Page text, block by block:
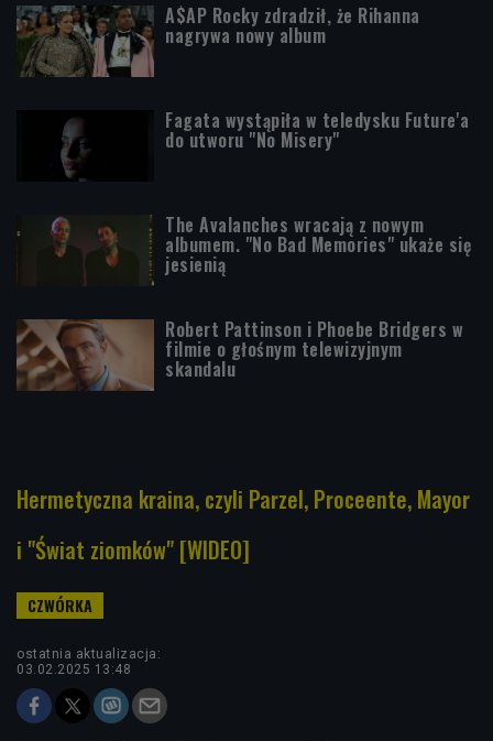
A$AP Rocky zdradził, że Rihanna
nagrywa nowy album
Fagata wystąpiła w teledysku Future'a
do utworu "No Misery"
The Avalanches wracają z nowym
albumem. "No Bad Memories" ukaże się
jesienią
Robert Pattinson i Phoebe Bridgers w
filmie o głośnym telewizyjnym
skandalu
Hermetyczna kraina, czyli Parzel, Proceente, Mayor
i "Świat ziomków" [WIDEO]
ostatnia aktualizacja:
03.02.2025 13:48